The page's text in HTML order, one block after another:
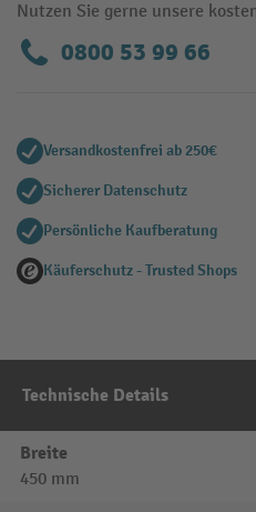
Nutzen Sie gerne unsere
0800 53 99 66
Versandkostenfrei ab 250€
Sicherer Datenschutz
Persönliche Kaufberatung
Käuferschutz - Trusted Shops
Technische Details
Breite
450 mm